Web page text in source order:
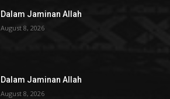
Dalam Jaminan Allah
August 8, 2026
Dalam Jaminan Allah
August 8, 2026